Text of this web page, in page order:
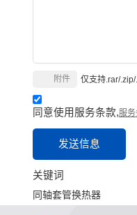
仅支持.rar/
附件
同意使用服务条款,服
发送信息
关键词
同轴套管换热器